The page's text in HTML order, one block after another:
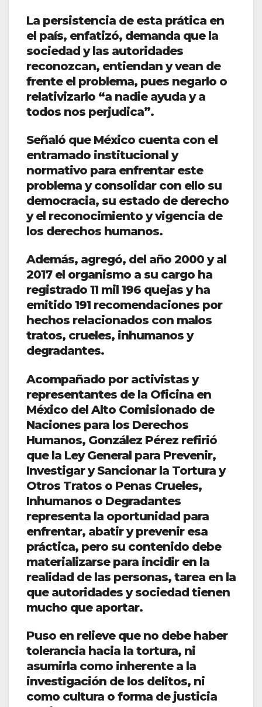
La persistencia de esta prática en
el país, enfatizó, demanda que la
sociedad y las autoridades
reconozcan, entiendan y vean de
frente el problema, pues negarlo o
relativizarlo “a nadie ayuda y a
todos nos perjudica”.
Señaló que México cuenta con el
entramado institucional y
normativo para enfrentar este
problema y consolidar con ello su
democracia, su estado de derecho
y el reconocimiento y vigencia de
los derechos humanos.
Además, agregó, del año 2000 y al
2017 el organismo a su cargo ha
registrado 11 mil 196 quejas y ha
emitido 191 recomendaciones por
hechos relacionados con malos
tratos, crueles, inhumanos y
degradantes.
Acompañado por activistas y
representantes de la Oficina en
México del Alto Comisionado de
Naciones para los Derechos
Humanos, González Pérez refirió
que la Ley General para Prevenir,
Investigar y Sancionar la Tortura y
Otros Tratos o Penas Crueles,
Inhumanos o Degradantes
representa la oportunidad para
enfrentar, abatir y prevenir esa
práctica, pero su contenido debe
materializarse para incidir en la
realidad de las personas, tarea en la
que autoridades y sociedad tienen
mucho que aportar.
Puso en relieve que no debe haber
tolerancia hacia la tortura, ni
asumirla como inherente a la
investigación de los delitos, ni
como cultura o forma de justicia